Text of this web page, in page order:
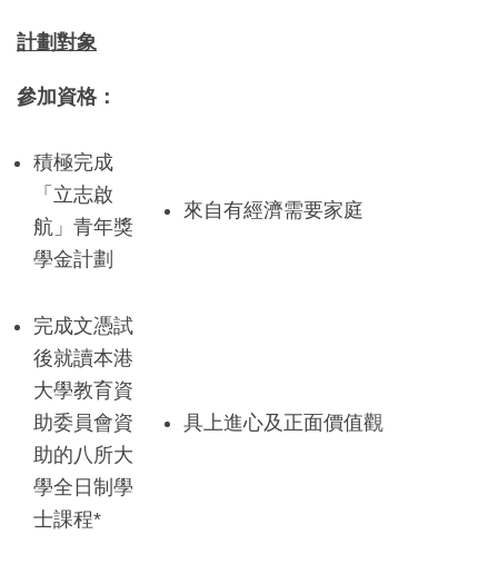
計劃對象
參加資格：
積極完成
「立志啟
航」青年獎
學金計劃
來自有經濟需要家庭
完成文憑試
後就讀本港
大學教育資
助委員會資
助的八所大
學全日制學
士課程*
具上進心及正面價值觀